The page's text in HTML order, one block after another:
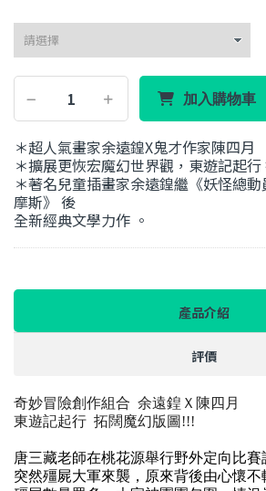
加入購物車
＊超人氣畫家余遠鍠X鬼才作家陳四月
＊擴展更恢宏魔幻世界觀，東遊記起
＊著名兒童插畫家余遠鍠繼《妖怪總
摩斯》 後
全新經典文學力作 。
產品介紹
評價
奇妙冒險創作組合 余遠鍠Ｘ陳四月
東遊記起行 拓闊魔幻版圖 !!!
唐三藏老師在桃花源舉行野外定向比賽
突然殭屍大軍來襲，原來背後由心懷不